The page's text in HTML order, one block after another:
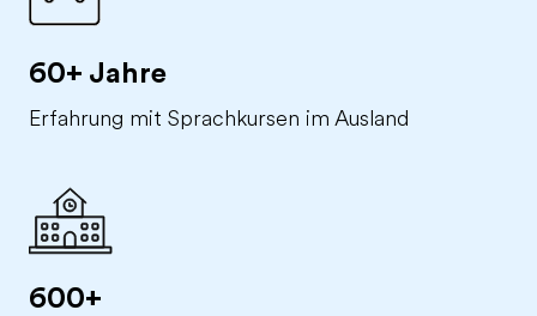
60+ Jahre
Erfahrung mit Sprachkursen im Ausland
600+